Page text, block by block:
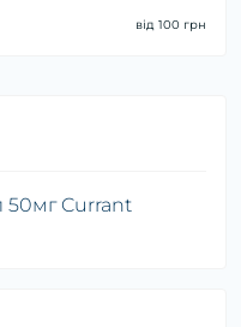
від 100 грн
50мг Currant